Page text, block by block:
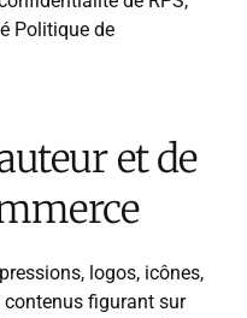
Politique de
et de
logos, icônes,
figurant sur